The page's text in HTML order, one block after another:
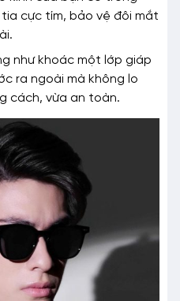
cực tím, bảo vệ đôi mắt
như khoác một lớp giáp
ra ngoài mà không lo
cách, vừa an toàn.